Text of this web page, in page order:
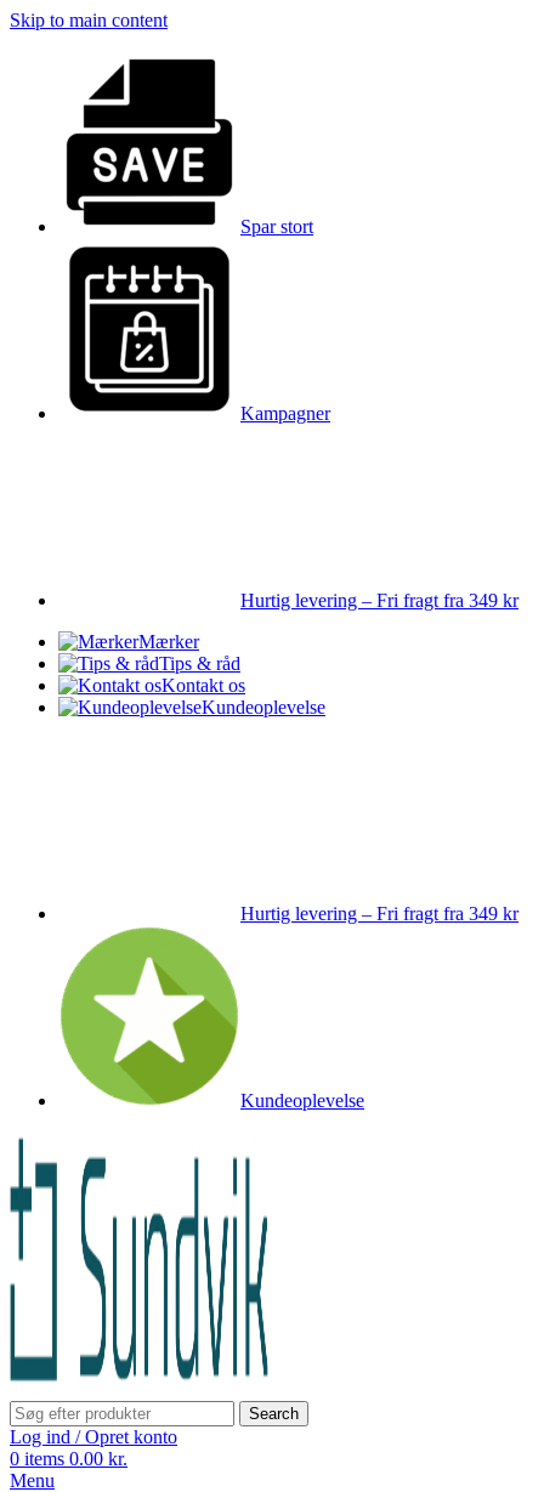
Skip to main content
Spar stort
Kampagner
Hurtig levering – Fri fragt fra 349 kr
Mærker
Tips & råd
Kontakt os
Kundeoplevelse
Hurtig levering – Fri fragt fra 349 kr
Kundeoplevelse
Search
Log ind / Opret konto
0 items 0.00 kr.
Menu